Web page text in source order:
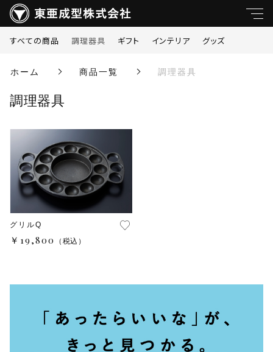
すべての商品 調理器具 ギフト インテリア グッズ
ホーム 商品一覧 調理器具
調理器具
グリルQ
￥19,800 （税込）
インテリア
グッズ
親カテゴリ
子カテゴリ
価格帯
在庫あり セール